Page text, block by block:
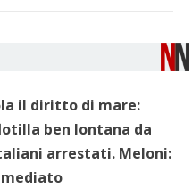
il diritto di mare:
ben lontana da
arrestati. Meloni: